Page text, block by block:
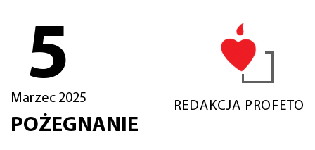
5
Marzec 2025
REDAKCJA PROFETO
POŻEGNANIE